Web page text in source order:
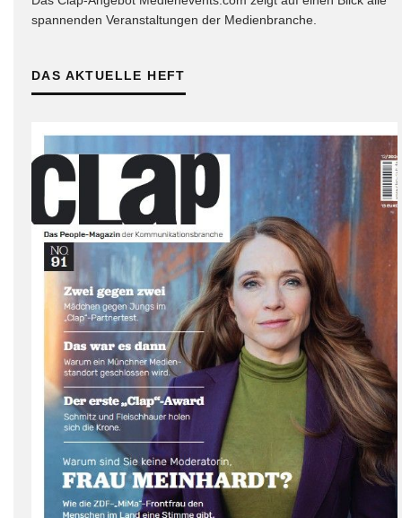
spannenden Veranstaltungen der Medienbranche.
DAS AKTUELLE HEFT